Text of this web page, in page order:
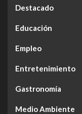
Destacado
Educación
Empleo
Entretenimiento
Gastronomía
Medio Ambiente